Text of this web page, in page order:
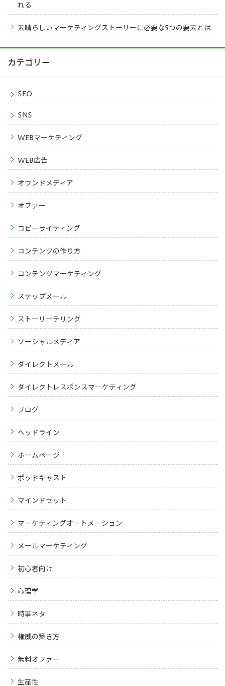
れる
素晴らしいマーケティングストーリーに必要な5つの要素とは
カテゴリー
SEO
SNS
WEBマーケティング
WEB広告
オウンドメディア
オファー
コピーライティング
コンテンツの作り方
コンテンツマーケティング
ステップメール
ストーリーテリング
ソーシャルメディア
ダイレクトメール
ダイレクトレスポンスマーケティング
ブログ
ヘッドライン
ホームページ
ポッドキャスト
マインドセット
マーケティングオートメーション
メールマーケティング
初心者向け
心理学
時事ネタ
権威の築き方
無料オファー
生産性